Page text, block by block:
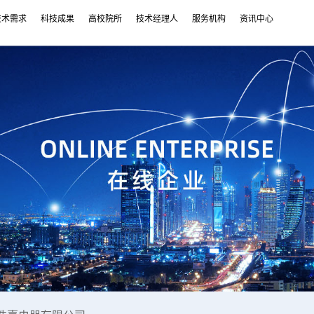
术需求 科技成果 高校院所 技术经理人 服务机构 资讯中心